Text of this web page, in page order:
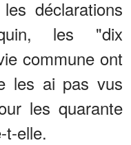
déclarations
les "dix
commune ont
les ai pas vus
les quarante
elle.